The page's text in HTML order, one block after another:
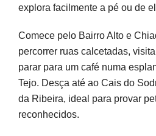
explora facilmente a pé ou de
Comece pelo Bairro Alto e
percorrer ruas calcetadas,
parar para um café numa
Tejo. Desça até ao Cais do
da Ribeira, ideal para provar
reconhecidos.